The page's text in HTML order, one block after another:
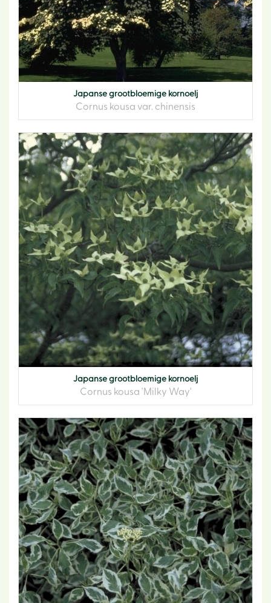
Japanse grootbloemige kornoelj
Cornus kousa var. chinensis
Japanse grootbloemige kornoelj
Cornus kousa 'Milky Way'